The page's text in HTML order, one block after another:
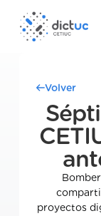
Volver
proyectos